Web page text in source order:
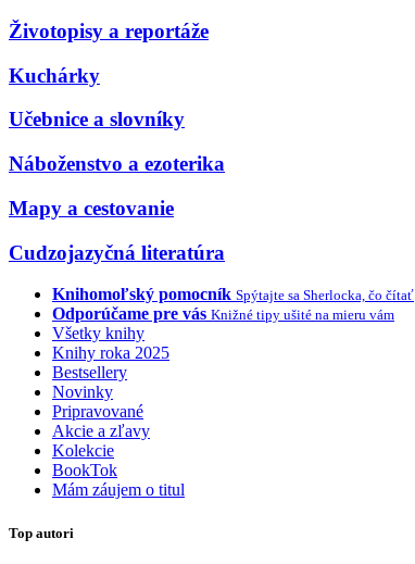
Životopisy a reportáže
Kuchárky
Učebnice a slovníky
Náboženstvo a ezoterika
Mapy a cestovanie
Cudzojazyčná literatúra
Knihomoľský pomocník Spýtajte sa Sherlocka, čo čítať
Odporúčame pre vás Knižné tipy ušité na mieru vám
Všetky knihy
Knihy roka 2025
Bestsellery
Novinky
Pripravované
Akcie a zľavy
Kolekcie
BookTok
Mám záujem o titul
Top autori